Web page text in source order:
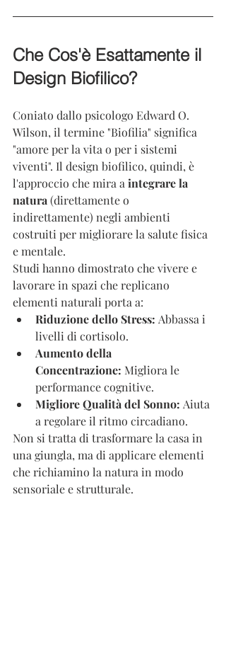
Che Cos'è Esattamente il
Design Biofilico?
Coniato dallo psicologo Edward O.
Wilson, il termine "Biofilia" significa
"amore per la vita o per i sistemi
viventi". Il design biofilico, quindi, è
l'approccio che mira a integrare la
natura (direttamente o
indirettamente) negli ambienti
costruiti per migliorare la salute fisica
e mentale.
Studi hanno dimostrato che vivere e
lavorare in spazi che replicano
elementi naturali porta a:
Riduzione dello Stress: Abbassa i
livelli di cortisolo.
Aumento della
Concentrazione: Migliora le
performance cognitive.
Migliore Qualità del Sonno: Aiuta
a regolare il ritmo circadiano.
Non si tratta di trasformare la casa in
una giungla, ma di applicare elementi
che richiamino la natura in modo
sensoriale e strutturale.